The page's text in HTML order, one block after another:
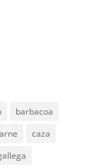
barbacoa
caza